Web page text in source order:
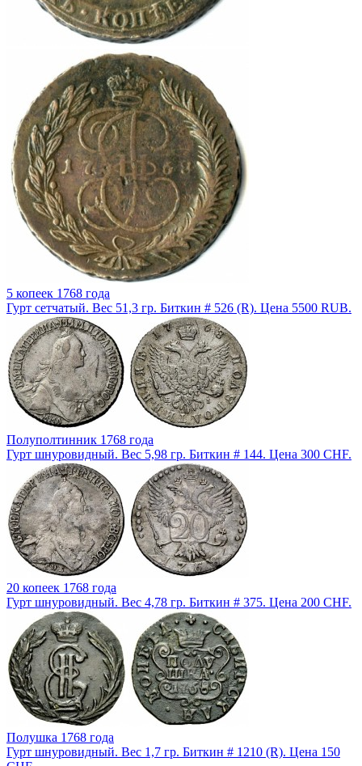
5 копеек 1768 года
Гурт сетчатый. Вес 51,3 гр. Биткин # 526 (R). Цена 5500 RUB.
Полуполтинник 1768 года
Гурт шнуровидный. Вес 5,98 гр. Биткин # 144. Цена 300 CHF.
20 копеек 1768 года
Гурт шнуровидный. Вес 4,78 гр. Биткин # 375. Цена 200 CHF.
Полушка 1768 года
Гурт шнуровидный. Вес 1,7 гр. Биткин # 1210 (R). Цена 150